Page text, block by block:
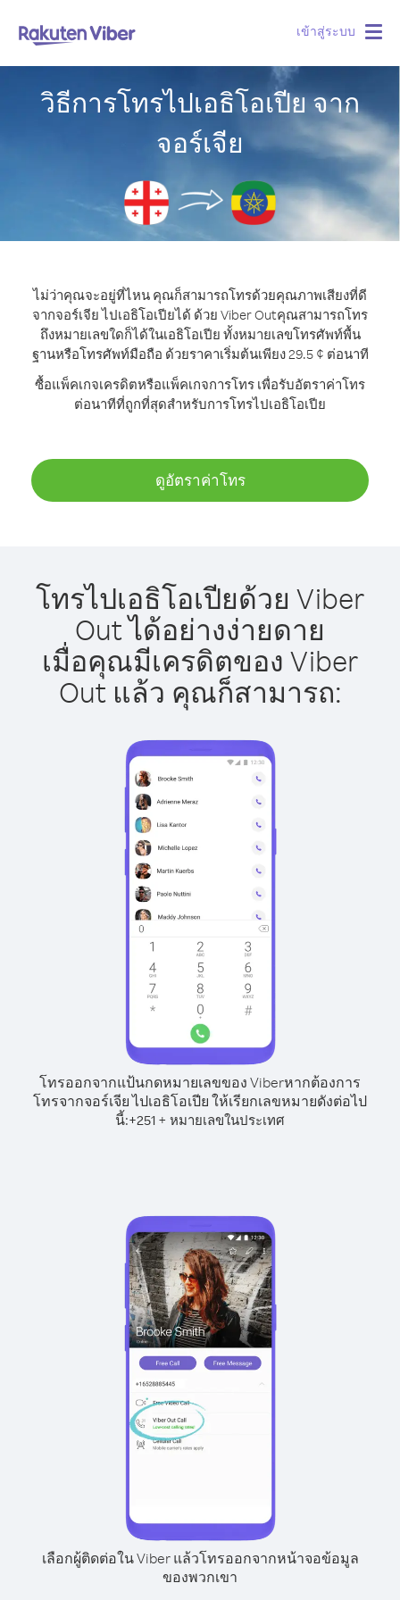
เข้าสู่ระบบ
วิธีการโทรไปเอธิโอเปีย จาก
จอร์เจีย
ไม่ว่าคุณจะอยู่ที่ไหน คุณก็สามารถโทรด้วยคุณภาพเสียงที่ดี
จากจอร์เจีย ไปเอธิโอเปียได้ ด้วย Viber Outคุณสามารถโทร
ถึงหมายเลขใดก็ได้ในเอธิโอเปีย ทั้งหมายเลขโทรศัพท์พื้น
ฐานหรือโทรศัพท์มือถือ ด้วยราคาเริ่มต้นเพียง 29.5 ¢ ต่อนาที
ซื้อแพ็คเกจเครดิตหรือแพ็คเกจการโทร เพื่อรับอัตราค่าโทร
ต่อนาทีที่ถูกที่สุดสำหรับการโทรไปเอธิโอเปีย
ดูอัตราค่าโทร
โทรไปเอธิโอเปียด้วย Viber
Out ได้อย่างง่ายดาย
เมื่อคุณมีเครดิตของ Viber
Out แล้ว คุณก็สามารถ:
โทรออกจากแป้นกดหมายเลขของ Viberหากต้องการ
โทรจากจอร์เจีย ไปเอธิโอเปีย ให้เรียกเลขหมายดังต่อไป
นี้:+251 + หมายเลขในประเทศ
เลือกผู้ติดต่อใน Viber แล้วโทรออกจากหน้าจอข้อมูล
ของพวกเขา